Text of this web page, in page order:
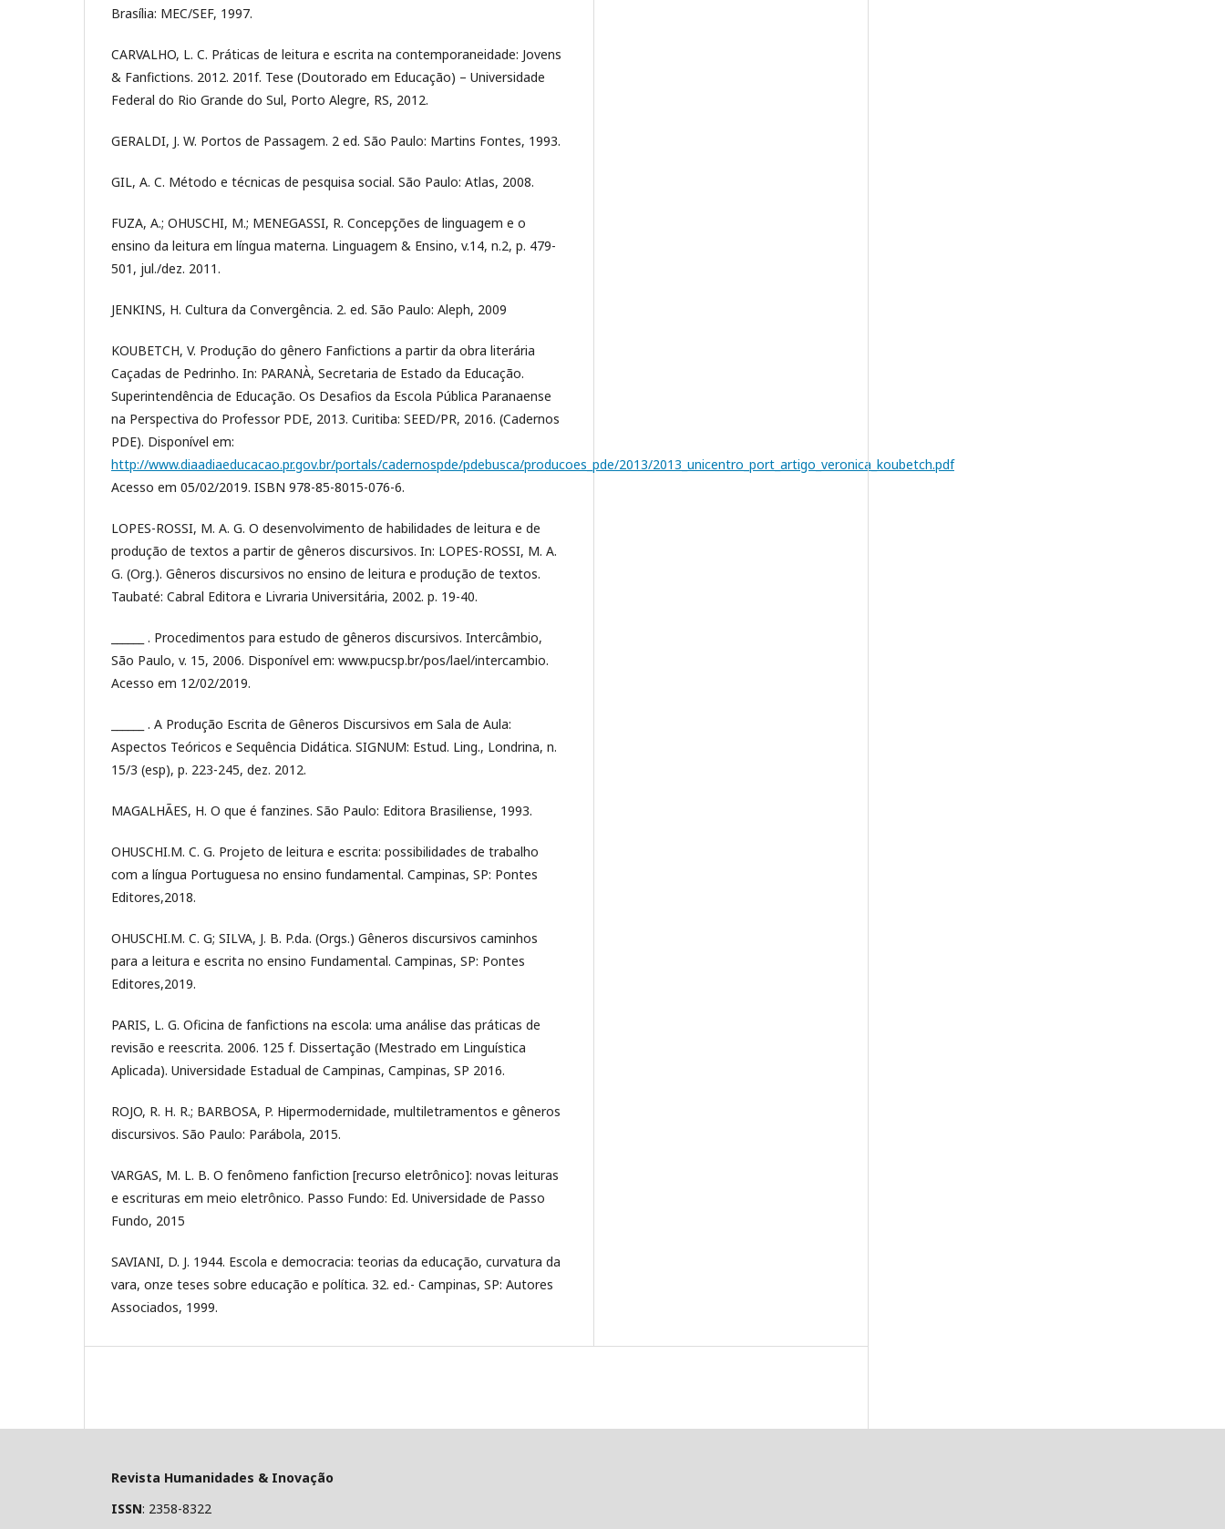
Brasília: MEC/SEF, 1997.
CARVALHO, L. C. Práticas de leitura e escrita na contemporaneidade: Jovens
& Fanfictions. 2012. 201f. Tese (Doutorado em Educação) – Universidade
Federal do Rio Grande do Sul, Porto Alegre, RS, 2012.
GERALDI, J. W. Portos de Passagem. 2 ed. São Paulo: Martins Fontes, 1993.
GIL, A. C. Método e técnicas de pesquisa social. São Paulo: Atlas, 2008.
FUZA, A.; OHUSCHI, M.; MENEGASSI, R. Concepções de linguagem e o
ensino da leitura em língua materna. Linguagem & Ensino, v.14, n.2, p. 479-
501, jul./dez. 2011.
JENKINS, H. Cultura da Convergência. 2. ed. São Paulo: Aleph, 2009
KOUBETCH, V. Produção do gênero Fanfictions a partir da obra literária
Caçadas de Pedrinho. In: PARANÀ, Secretaria de Estado da Educação.
Superintendência de Educação. Os Desafios da Escola Pública Paranaense
na Perspectiva do Professor PDE, 2013. Curitiba: SEED/PR, 2016. (Cadernos
PDE). Disponível em:
http://www.diaadiaeducacao.pr.gov.br/portals/cadernospde/pdebusca/producoes_pde/2013/2013_unicentro_port_artigo_veronica_koubetch.pdf
Acesso em 05/02/2019. ISBN 978-85-8015-076-6.
LOPES-ROSSI, M. A. G. O desenvolvimento de habilidades de leitura e de
produção de textos a partir de gêneros discursivos. In: LOPES-ROSSI, M. A.
G. (Org.). Gêneros discursivos no ensino de leitura e produção de textos.
Taubaté: Cabral Editora e Livraria Universitária, 2002. p. 19-40.
______ . Procedimentos para estudo de gêneros discursivos. Intercâmbio,
São Paulo, v. 15, 2006. Disponível em: www.pucsp.br/pos/lael/intercambio.
Acesso em 12/02/2019.
______ . A Produção Escrita de Gêneros Discursivos em Sala de Aula:
Aspectos Teóricos e Sequência Didática. SIGNUM: Estud. Ling., Londrina, n.
15/3 (esp), p. 223-245, dez. 2012.
MAGALHÃES, H. O que é fanzines. São Paulo: Editora Brasiliense, 1993.
OHUSCHI.M. C. G. Projeto de leitura e escrita: possibilidades de trabalho
com a língua Portuguesa no ensino fundamental. Campinas, SP: Pontes
Editores,2018.
OHUSCHI.M. C. G; SILVA, J. B. P.da. (Orgs.) Gêneros discursivos caminhos
para a leitura e escrita no ensino Fundamental. Campinas, SP: Pontes
Editores,2019.
PARIS, L. G. Oficina de fanfictions na escola: uma análise das práticas de
revisão e reescrita. 2006. 125 f. Dissertação (Mestrado em Linguística
Aplicada). Universidade Estadual de Campinas, Campinas, SP 2016.
ROJO, R. H. R.; BARBOSA, P. Hipermodernidade, multiletramentos e gêneros
discursivos. São Paulo: Parábola, 2015.
VARGAS, M. L. B. O fenômeno fanfiction [recurso eletrônico]: novas leituras
e escrituras em meio eletrônico. Passo Fundo: Ed. Universidade de Passo
Fundo, 2015
SAVIANI, D. J. 1944. Escola e democracia: teorias da educação, curvatura da
vara, onze teses sobre educação e política. 32. ed.- Campinas, SP: Autores
Associados, 1999.
Revista Humanidades & Inovação
ISSN: 2358-8322